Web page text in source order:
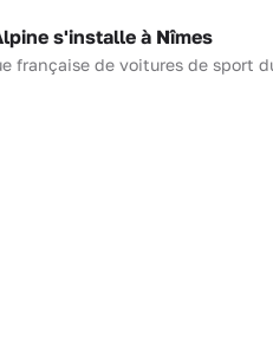
s'installe à Nîmes
française de voitures de sport